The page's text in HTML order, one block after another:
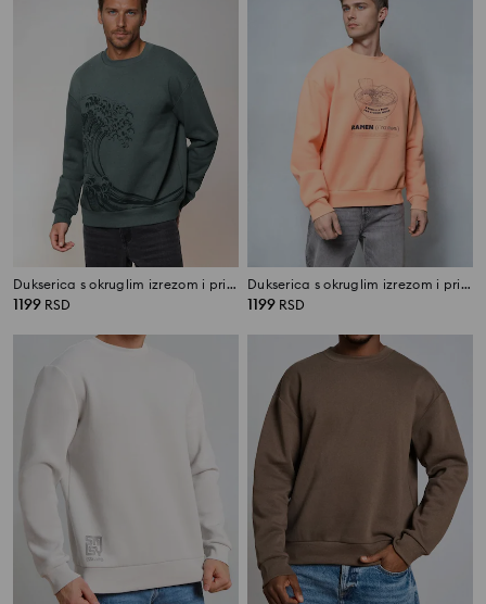
Dukserica s okruglim izrezom i printom
1199 RSD
Dukserica s okruglim izrezom i printom
1199 RSD